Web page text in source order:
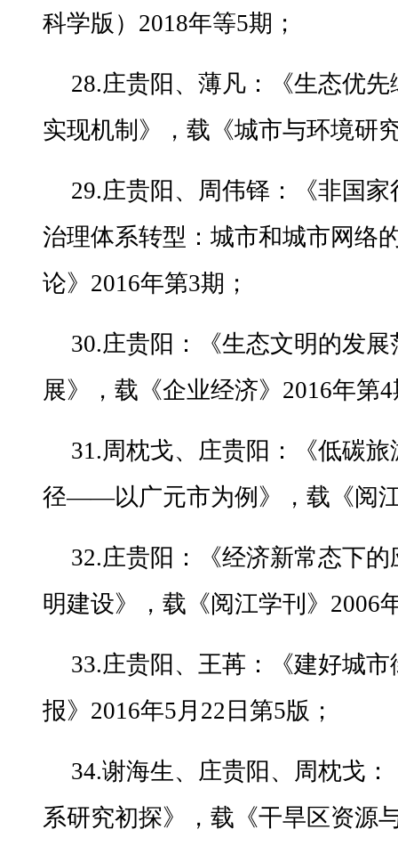
科学版）2018年等5期；
28.庄贵阳、薄凡：《生态优
实现机制》，载《城市与环境研
29.庄贵阳、周伟铎：《非国
治理体系转型：城市和城市网络
论》2016年第3期；
30.庄贵阳：《生态文明的发
展》，载《企业经济》2016年第
31.周枕戈、庄贵阳：《低碳
径——以广元市为例》，载《阅
32.庄贵阳：《经济新常态下
明建设》，载《阅江学刊》2006
33.庄贵阳、王苒：《建好城
报》2016年5月22日第5版；
34.谢海生、庄贵阳、周枕戈
系研究初探》，载《干旱区资源